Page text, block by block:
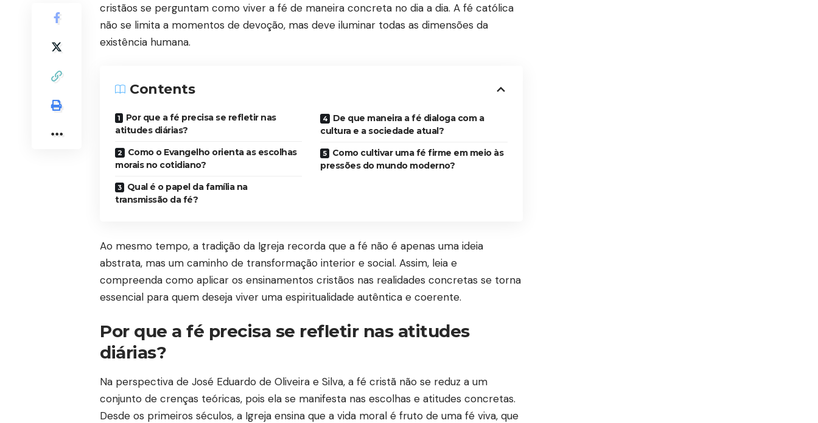
cristãos se perguntam como viver a fé de maneira concreta no dia a dia. A fé católica
não se limita a momentos de devoção, mas deve iluminar todas as dimensões da
existência humana.
Contents
Por que a fé precisa se refletir nas
atitudes diárias?
Como o Evangelho orienta as escolhas
morais no cotidiano?
Qual é o papel da família na
transmissão da fé?
De que maneira a fé dialoga com a
cultura e a sociedade atual?
Como cultivar uma fé firme em meio às
pressões do mundo moderno?
Ao mesmo tempo, a tradição da Igreja recorda que a fé não é apenas uma ideia
abstrata, mas um caminho de transformação interior e social. Assim, leia e
compreenda como aplicar os ensinamentos cristãos nas realidades concretas se torna
essencial para quem deseja viver uma espiritualidade autêntica e coerente.
Por que a fé precisa se refletir nas atitudes
diárias?
Na perspectiva de José Eduardo de Oliveira e Silva, a fé cristã não se reduz a um
conjunto de crenças teóricas, pois ela se manifesta nas escolhas e atitudes concretas.
Desde os primeiros séculos, a Igreja ensina que a vida moral é fruto de uma fé viva, que